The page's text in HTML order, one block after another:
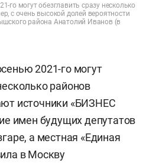
го могут обезглавить сразу несколько
с очень высокой долей вероятности
района Анатолий Иванов (в
2021-го могут
районов
источники «БИЗНЕС
имен будущих депутатов
а местная «Единая
в Москву